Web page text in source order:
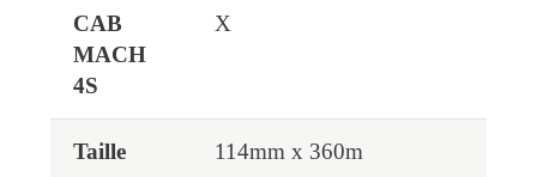
X
114mm x 360m